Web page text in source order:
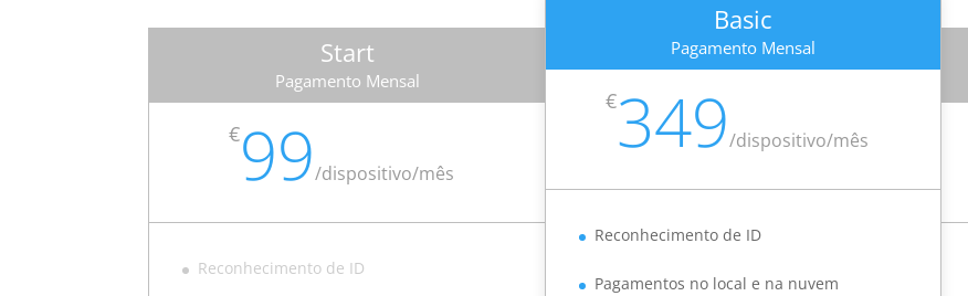
Start
Pagamento Mensal
€99/dispositivo/mês
Reconhecimento de ID
Basic
Pagamento Mensal
€349/dispositivo/mês
Reconhecimento de ID
Pagamentos no local e na nuvem